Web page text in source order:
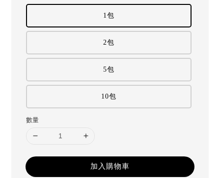
1包
2包
5包
10包
數量
加入購物車